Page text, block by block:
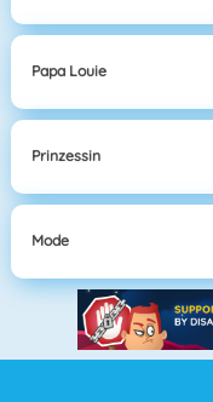
Papa Louie
Prinzessin
Mode